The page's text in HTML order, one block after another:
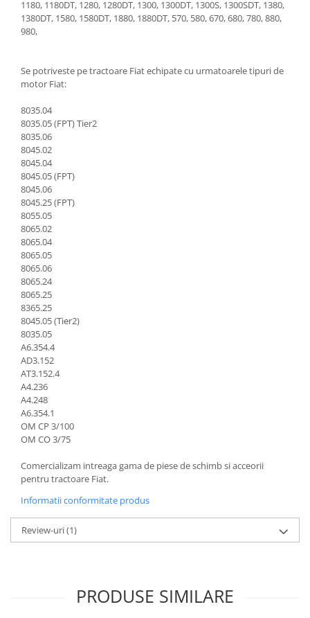
Cabluri si mufe
Mufe si pini
Contactor 12V
Contactoare 24V
Motoare electrice
Placa electronica
Contact general - Ciuperca
Pedala
Sigurante
Becuri indicatoare
Limitatori
Potentiometre
Senzori de unghi
Bobina solenoid
Bobina 24V
Senzor presiune ulei
Senzori temperatura ulei
Senzori suprasarcina
Senzori proximitate
Senzori de viteza
Senzori stabilizare
Senzori de viraj
Senzori de inclinatie
Senzor temperatura apa
Burduf pentru intrerupator
Contact 2 pozitii
Contact 3 pozitii
Contact 4 pozitii
Intrerupator basculant 2 pozitii
Piese Putzmeister
Piese Matbro
Piese Lindner
Piese Kramer
Piese Kaiser
Piese Jacobsen
Piese Ingersoll Rand
Piese Hanomag
Piese Hamm
Piese Goldoni
Piese Furukawa
Piese Ford
Piese Ferrari
Piese Faun
Piese Dynapack
Piese Compair
Piese Cesab
Piese Case Construction
Piese Case Poclain
Piese Bobard
Piese Barthoud
Piese Baretta
Piese Benford
Piese Baumann
1180, 1180DT, 1280, 1280DT, 1300, 1300DT, 1300S, 1300SDT, 1380,
1380DT, 1580, 1580DT, 1880, 1880DT, 570, 580, 670, 680, 780, 880,
980,
Se potriveste pe tractoare Fiat echipate cu urmatoarele tipuri de
motor Fiat:
8035.04
8035.05 (FPT) Tier2
8035.06
8045.02
8045.04
8045.05 (FPT)
8045.06
8045.25 (FPT)
8055.05
8065.02
8065.04
8065.05
8065.06
8065.24
8065.25
8365.25
8045.05 (Tier2)
8035.05
A6.354.4
AD3.152
AT3.152.4
A4.236
A4.248
A6.354.1
OM CP 3/100
OM CO 3/75
Comercializam intreaga gama de piese de schimb si acceorii
pentru tractoare Fiat.
Informatii conformitate produs
Review-uri(1)
PRODUSE SIMILARE